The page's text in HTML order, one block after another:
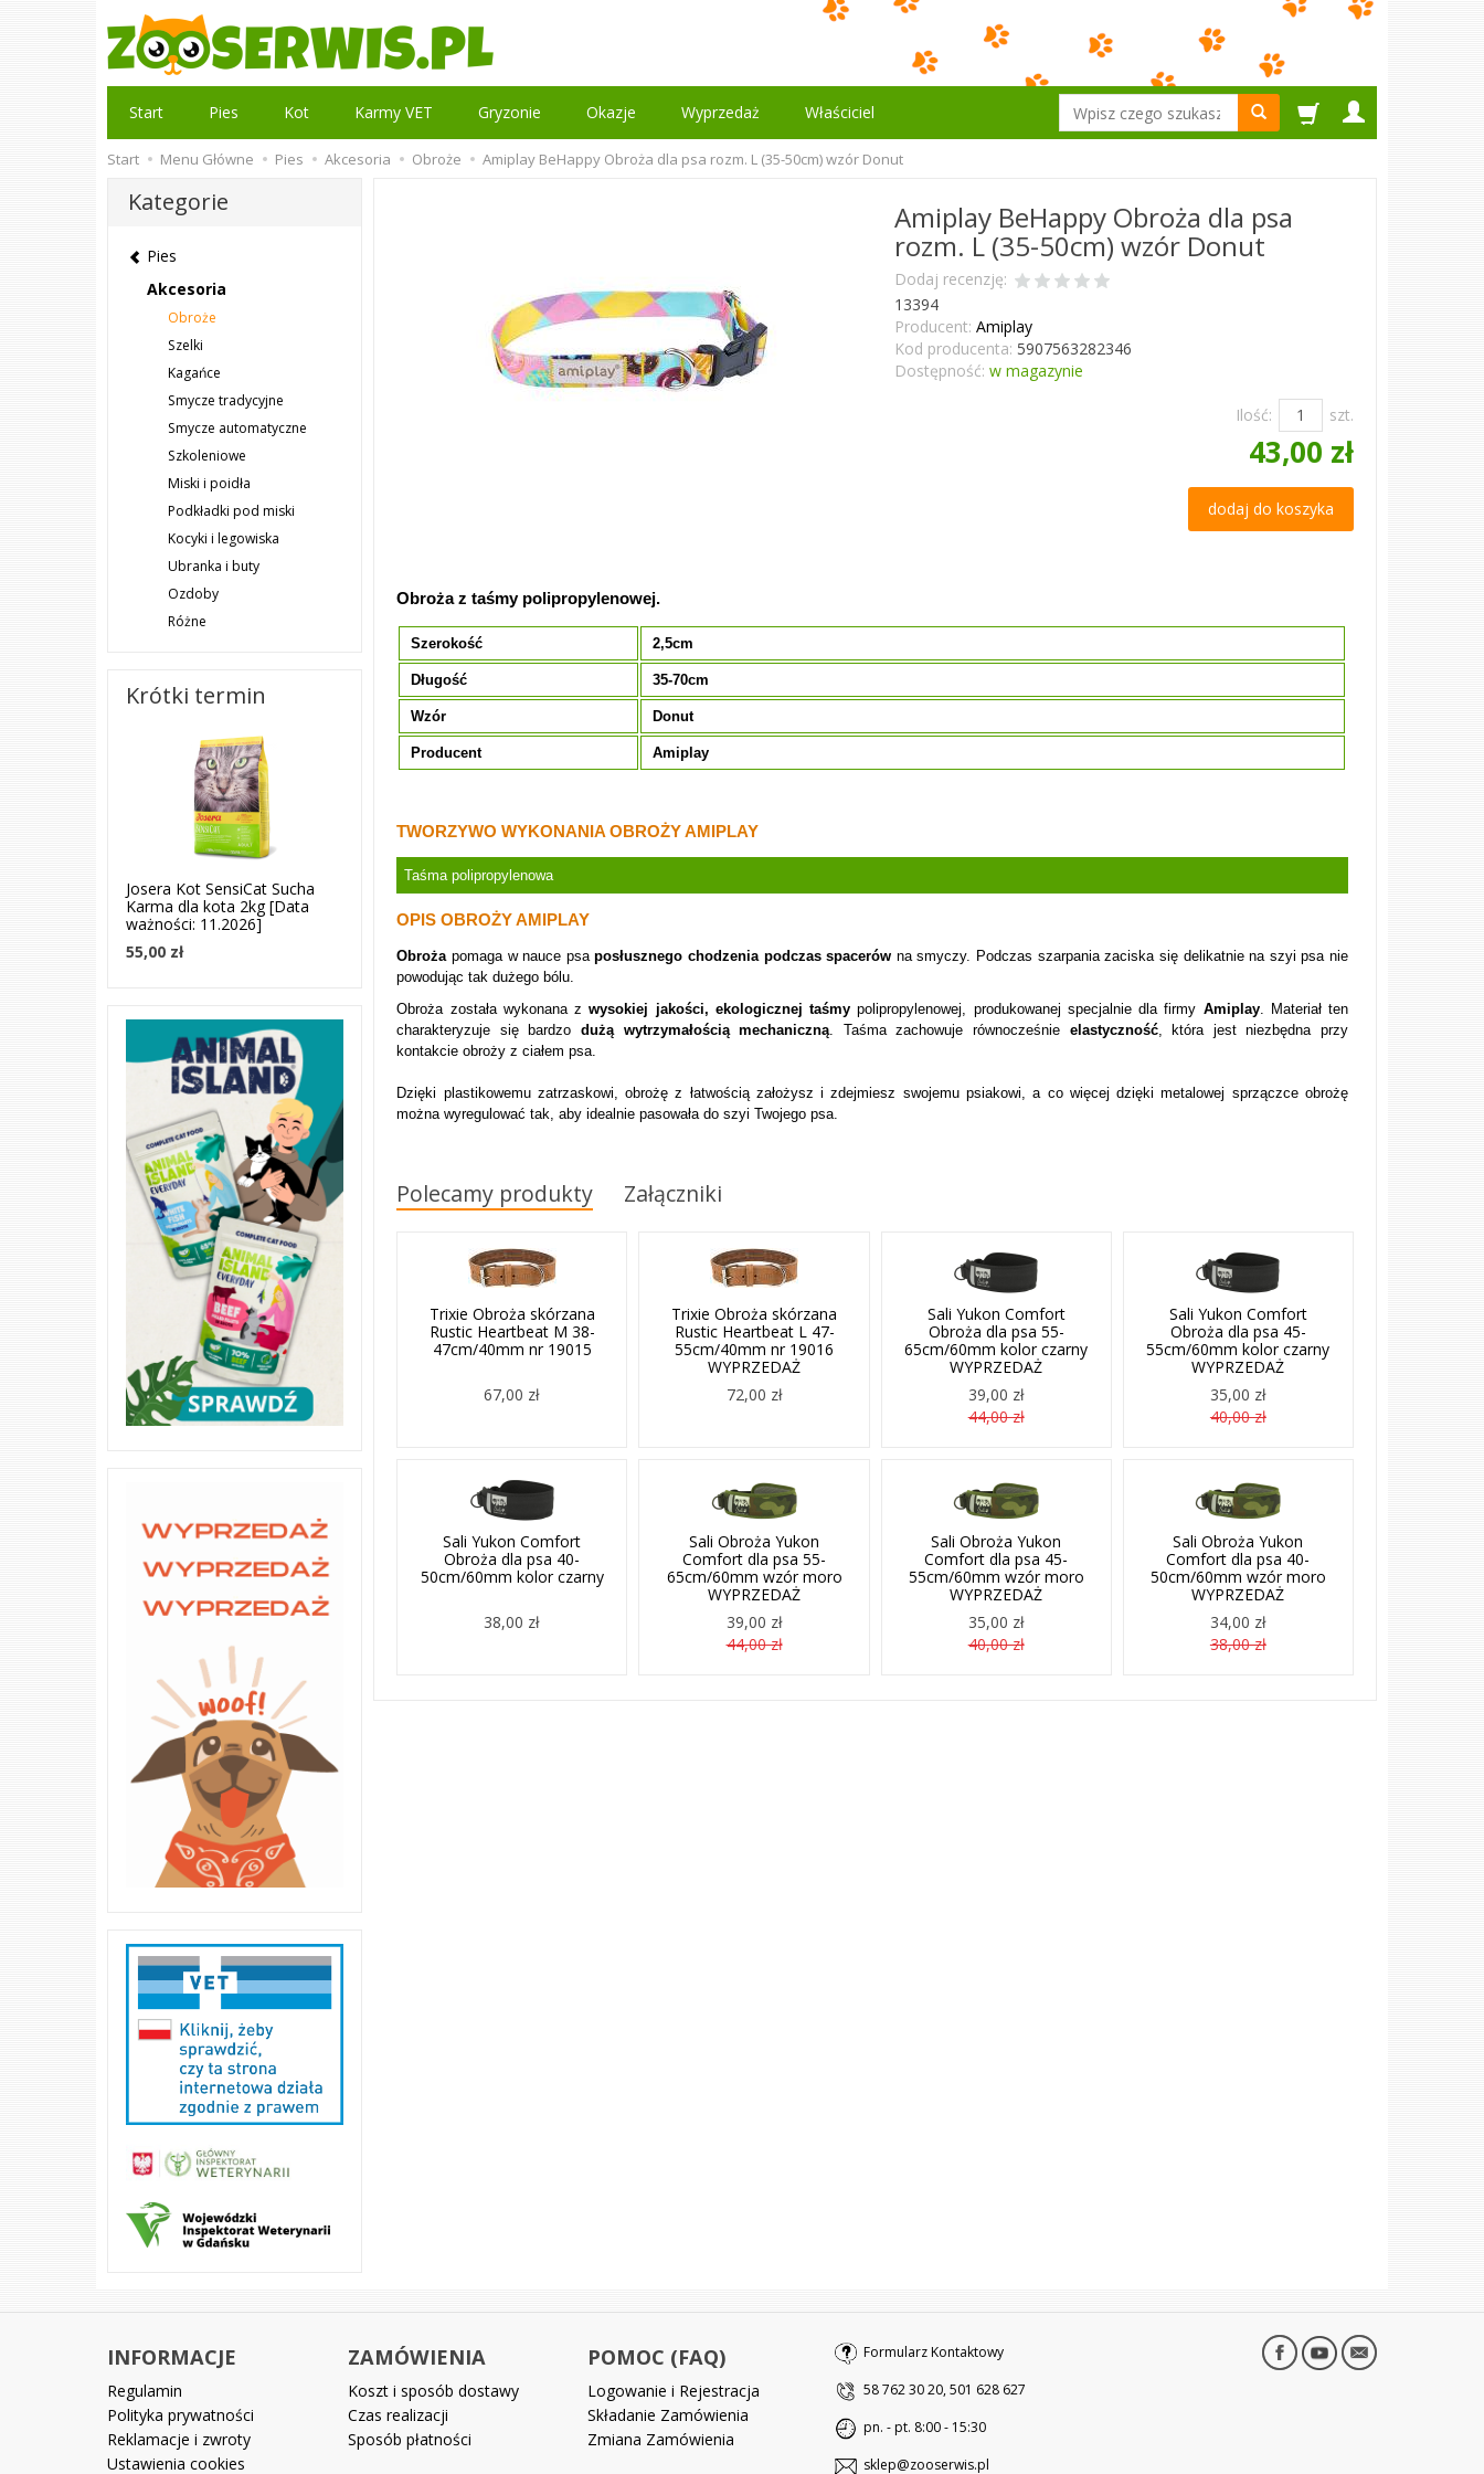
Wyszukaj
Start Pies Kot Karmy VET Gryzonie Okazje Wyprzedaż Właściciel
Start Menu Główne Pies Akcesoria Obroże Amiplay BeHappy Obroża dla psa rozm. L (35-50cm) wzór Donut
Amiplay BeHappy Obroża dla psa
rozm. L (35-50cm) wzór Donut
Dodaj recenzję:
13394
Producent: Amiplay
Kod producenta: 5907563282346
Dostępność: w magazynie
Ilość: szt.
43,00 zł
dodaj do koszyka
Obroża z taśmy polipropylenowej.
Szerokość 2,5cm
Długość 35-70cm
Wzór Donut
Producent Amiplay
TWORZYWO WYKONANIA OBROŻY AMIPLAY
Taśma polipropylenowa
OPIS OBROŻY AMIPLAY
Obroża pomaga w nauce psaposłusznego chodzenia podczas spacerów na smyczy. Podczas szarpania zaciska się delikatnie na szyi psa nie
powodując tak dużego bólu.
Obroża została wykonana zwysokiej jakości, ekologicznej taśmypolipropylenowej, produkowanej specjalnie dla firmy Amiplay. Materiał ten
charakteryzuje się bardzo dużą wytrzymałością mechaniczną. Taśma zachowuje równocześnie elastyczność, która jest niezbędna przy
kontakcie obroży z ciałem psa.
Dzięki plastikowemu zatrzaskowi, obrożę z łatwością założysz i zdejmiesz swojemu psiakowi, a co więcej dzięki metalowej sprzączce obrożę
można wyregulować tak, aby idealnie pasowała do szyi Twojego psa.
Polecamy produkty Załączniki
Trixie Obroża skórzana
Rustic Heartbeat M 38-
47cm/40mm nr 19015
67,00 zł
Trixie Obroża skórzana
Rustic Heartbeat L 47-
55cm/40mm nr 19016
WYPRZEDAŻ
72,00 zł
Sali Yukon Comfort
Obroża dla psa 55-
65cm/60mm kolor czarny
WYPRZEDAŻ
39,00 zł
44,00 zł
Sali Yukon Comfort
Obroża dla psa 45-
55cm/60mm kolor czarny
WYPRZEDAŻ
35,00 zł
40,00 zł
Sali Yukon Comfort
Obroża dla psa 40-
50cm/60mm kolor czarny
38,00 zł
Sali Obroża Yukon
Comfort dla psa 55-
65cm/60mm wzór moro
WYPRZEDAŻ
39,00 zł
44,00 zł
Sali Obroża Yukon
Comfort dla psa 45-
55cm/60mm wzór moro
WYPRZEDAŻ
35,00 zł
40,00 zł
Sali Obroża Yukon
Comfort dla psa 40-
50cm/60mm wzór moro
WYPRZEDAŻ
34,00 zł
38,00 zł
Kategorie
Pies
Akcesoria
Obroże
Szelki
Kagańce
Smycze tradycyjne
Smycze automatyczne
Szkoleniowe
Miski i poidła
Podkładki pod miski
Kocyki i legowiska
Ubranka i buty
Ozdoby
Różne
Krótki termin
Josera Kot SensiCat Sucha
Karma dla kota 2kg [Data
ważności: 11.2026]
55,00 zł
INFORMACJE
Regulamin
Polityka prywatności
Reklamacje i zwroty
Ustawienia cookies
ZAMÓWIENIA
Koszt i sposób dostawy
Czas realizacji
Sposób płatności
POMOC (FAQ)
Logowanie i Rejestracja
Składanie Zamówienia
Zmiana Zamówienia
Formularz Kontaktowy
58 762 30 20, 501 628 627
pn. - pt. 8:00 - 15:30
sklep@zooserwis.pl